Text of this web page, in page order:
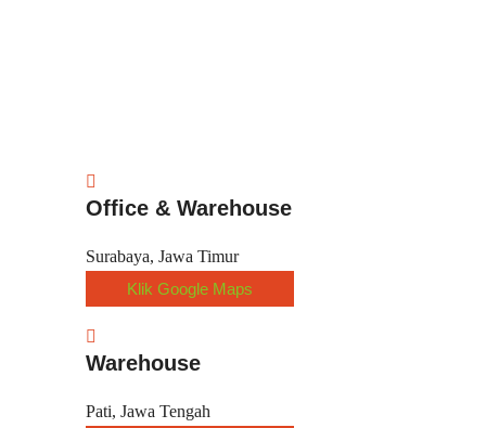
Office & Warehouse
Surabaya, Jawa Timur
Klik Google Maps
Warehouse
Pati, Jawa Tengah